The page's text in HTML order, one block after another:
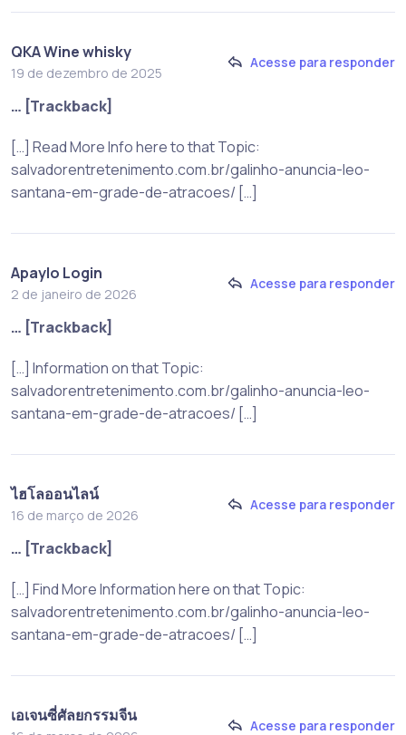
QKA Wine whisky
19 de dezembro de 2025
Acesse para responder
… [Trackback]
[…] Read More Info here to that Topic:
salvadorentretenimento.com.br/galinho-anuncia-leo-
santana-em-grade-de-atracoes/ […]
Apaylo Login
2 de janeiro de 2026
Acesse para responder
… [Trackback]
[…] Information on that Topic:
salvadorentretenimento.com.br/galinho-anuncia-leo-
santana-em-grade-de-atracoes/ […]
ไฮโลออนไลน์
16 de março de 2026
Acesse para responder
… [Trackback]
[…] Find More Information here on that Topic:
salvadorentretenimento.com.br/galinho-anuncia-leo-
santana-em-grade-de-atracoes/ […]
เอเจนซี่ศัลยกรรมจีน
Acesse para responder